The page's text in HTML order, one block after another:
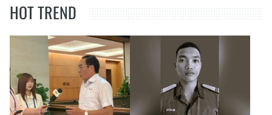
HOT TREND